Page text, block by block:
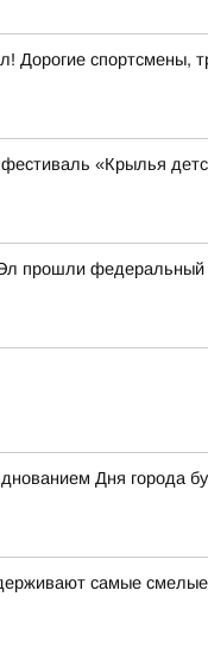
спортсмены,
«Крылья
прошли федеральный
Дня города
самые